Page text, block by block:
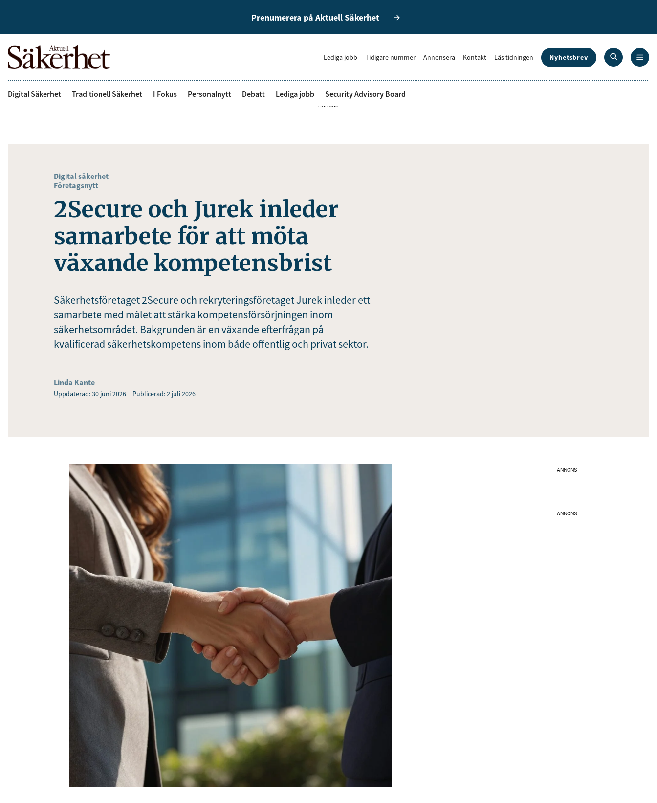
Prenumerera på Aktuell Säkerhet
Lediga jobb Tidigare nummer Annonsera Kontakt Läs tidningen Nyhetsbrev
Digital Säkerhet Traditionell Säkerhet I Fokus Personalnytt Debatt Lediga jobb Security Advisory Board
ANNONS
Digital säkerhet
Företagsnytt
2Secure och Jurek inleder
samarbete för att möta
växande kompetensbrist
Säkerhetsföretaget 2Secure och rekryteringsföretaget Jurek inleder ett
samarbete med målet att stärka kompetensförsörjningen inom
säkerhetsområdet. Bakgrunden är en växande efterfrågan på
kvalificerad säkerhetskompetens inom både offentlig och privat sektor.
Linda Kante
Uppdaterad: 30 juni 2026 Publicerad: 2 juli 2026
ANNONS
ANNONS